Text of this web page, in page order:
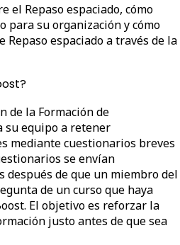
el Repaso espaciado, cómo
su organización y cómo
espaciado a través de la
de la Formación de
su equipo a retener
mediante cuestionarios breves
se envían
después de que un miembro del
de un curso que haya
El objetivo es reforzar la
justo antes de que sea